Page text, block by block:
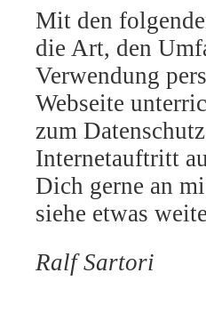
Mit den
die Art, den
Verwendung
Webseite
zum
Internetauftritt
Dich gerne an
siehe etwas
Ralf Sartori